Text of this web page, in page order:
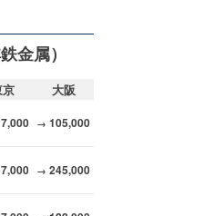
金属）
大阪
→ 105,000
→ 245,000